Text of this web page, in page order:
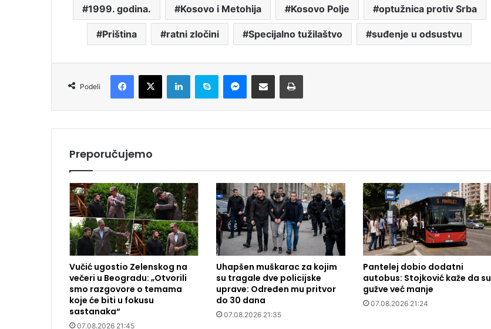
1999. godina. Kosovo i Metohija Kosovo Polje optužnica protiv Srba
Priština ratni zločini Specijalno tužilaštvo suđenje u odsustvu
Podeli
Preporučujemo
Vučić ugostio Zelenskog na
večeri u Beogradu: „Otvorili
smo razgovore o temama
koje će biti u fokusu
sastanaka“
07.08.2026 21:45
Uhapšen muškarac za kojim
su tragale dve policijske
uprave: Određen mu pritvor
do 30 dana
07.08.2026 21:35
Pantelej dobio dodatni
autobus: Stojković kaže da su
gužve već manje
07.08.2026 21:24